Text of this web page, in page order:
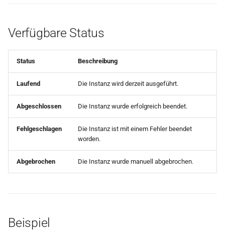
KI: Daten aus OCR
Prüfen, ob Datei oder
auf FTP-Server existiert
Dokumente DSGVO-
versenden (TeamBeam)
Verfügbare Status
Status Beschreibung
Laufend Die Instanz wird derzeit ausgeführt.
Abgeschlossen Die Instanz wurde erfolgreich beendet.
Fehlgeschlagen
Die Instanz ist mit einem Fehler beendet
worden.
Abgebrochen Die Instanz wurde manuell abgebrochen.
Beispiel